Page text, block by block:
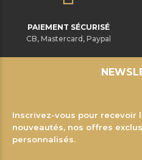
PAIEMENT SÉCURISÉ
CB, Mastercard, Paypal
Inscrivez-vous pour recevoir
nouveautés, nos offres
personnalisés.